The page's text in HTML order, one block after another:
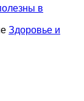
в
Здоровье и